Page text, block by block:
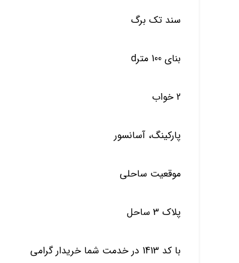
سند تک برگ
بنای 100 مترd
2 خواب
پارکینگ، آسانسور
موقعیت ساحلی
پلاک 3 ساحل
با کد 1413 در خدمت شما خریدار گرامی